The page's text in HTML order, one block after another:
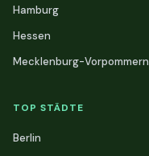
Hamburg
Hessen
Mecklenburg-Vorpommern
TOP STÄDTE
Berlin